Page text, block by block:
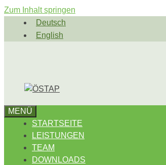
Zum Inhalt springen
Deutsch
English
MENÜ
STARTSEITE
LEISTUNGEN
TEAM
DOWNLOADS